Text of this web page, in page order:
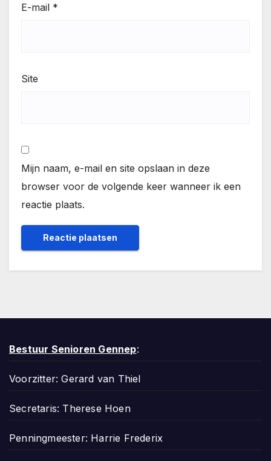
E-mail *
Site
Mijn naam, e-mail en site opslaan in deze
browser voor de volgende keer wanneer ik een
reactie plaats.
Bestuur Senioren Gennep:
Voorzitter: Gerard van Thiel
Secretaris: Therese Hoen
Penningmeester: Harrie Frederix